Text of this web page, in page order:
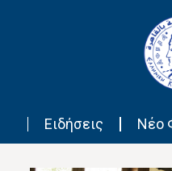
Ειδήσεις Νέο